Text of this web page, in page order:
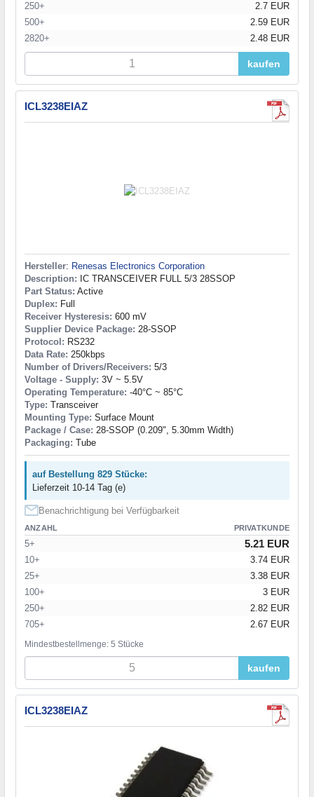
250+
2.7 EUR
500+
2.59 EUR
2820+
2.48 EUR
kaufen
ICL3238EIAZ
Hersteller: Renesas Electronics Corporation
Description: IC TRANSCEIVER FULL 5/3 28SSOP
Part Status: Active
Duplex: Full
Receiver Hysteresis: 600 mV
Supplier Device Package: 28-SSOP
Protocol: RS232
Data Rate: 250kbps
Number of Drivers/Receivers: 5/3
Voltage - Supply: 3V ~ 5.5V
Operating Temperature: -40°C ~ 85°C
Type: Transceiver
Mounting Type: Surface Mount
Package / Case: 28-SSOP (0.209", 5.30mm Width)
Packaging: Tube
auf Bestellung 829 Stücke:
Lieferzeit 10-14 Tag (e)
Benachrichtigung bei Verfügbarkeit
ANZAHL PRIVATKUNDE
5+ 5.21 EUR
10+
3.74 EUR
25+
3.38 EUR
100+
3 EUR
250+
2.82 EUR
705+
2.67 EUR
Mindestbestellmenge: 5 Stücke
kaufen
ICL3238EIAZ